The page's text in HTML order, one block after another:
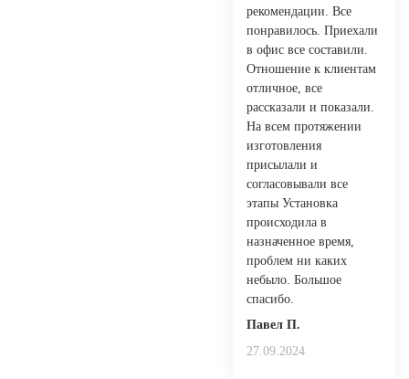
рекомендации. Все
понравилось. Приехали
в офис все составили.
Отношение к клиентам
отличное, все
рассказали и показали.
На всем протяжении
изготовления
присылали и
согласовывали все
этапы Установка
происходила в
назначенное время,
проблем ни каких
небыло. Большое
спасибо.
Павел П.
27.09.2024